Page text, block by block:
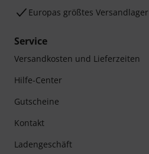
Europas größtes Versandlager
Service
Versandkosten und Lieferzeiten
Hilfe-Center
Gutscheine
Kontakt
Ladengeschäft